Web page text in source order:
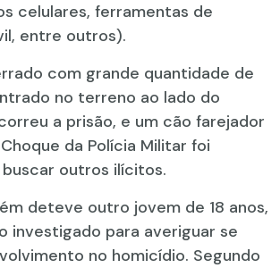
celulares, ferramentas de
entre outros).
com grande quantidade de
no terreno ao lado do
a prisão, e um cão farejador
da Polícia Militar foi
outros ilícitos.
deteve outro jovem de 18 anos,
investigado para averiguar se
no homicídio. Segundo